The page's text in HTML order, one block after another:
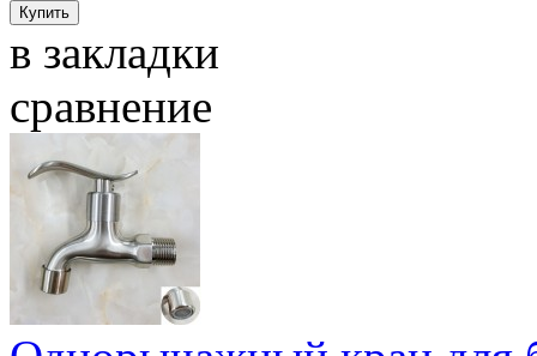
в закладки
сравнение